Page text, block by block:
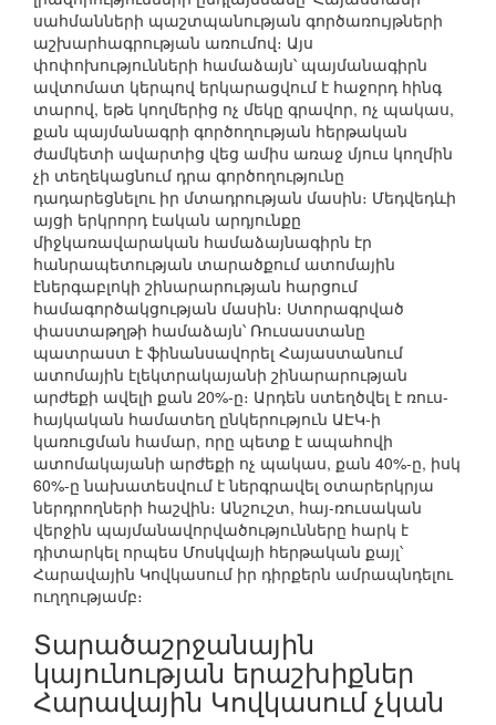
սահմանների պաշտպանության գործառույթների
աշխարհագրության առումով։ Այս
փոփոխությունների համաձայն՝ պայմանագիրն
ավտոմատ կերպով երկարացվում է հաջորդ հինգ
տարով, եթե կողմերից ոչ մեկը գրավոր, ոչ պակաս,
քան պայմանագրի գործողության հերթական
ժամկետի ավարտից վեց ամիս առաջ մյուս կողմին
չի տեղեկացնում դրա գործողությունը
դադարեցնելու իր մտադրության մասին։ Մեդվեդևի
այցի երկրորդ էական արդյունքը
միջկառավարական համաձայնագիրն էր
հանրապետության տարածքում ատոմային
էներգաբլոկի շինարարության հարցում
համագործակցության մասին։ Ստորագրված
փաստաթղթի համաձայն՝ Ռուսաստանը
պատրաստ է ֆինանսավորել Հայաստանում
ատոմային էլեկտրակայանի շինարարության
արժեքի ավելի քան 20%-ը։ Արդեն ստեղծվել է ռուս-
հայկական համատեղ ընկերություն ԱԷԿ-ի
կառուցման համար, որը պետք է ապահովի
ատոմակայանի արժեքի ոչ պակաս, քան 40%-ը, իսկ
60%-ը նախատեսվում է ներգրավել օտարերկրյա
ներդրողների հաշվին։ Անշուշտ, հայ-ռուսական
վերջին պայմանավորվածությունները հարկ է
դիտարկել որպես Մոսկվայի հերթական քայլ՝
Հարավային Կովկասում իր դիրքերն ամրապնդելու
ուղղությամբ։
Տարածաշրջանային
կայունության երաշխիքներ
Հարավային Կովկասում չկան